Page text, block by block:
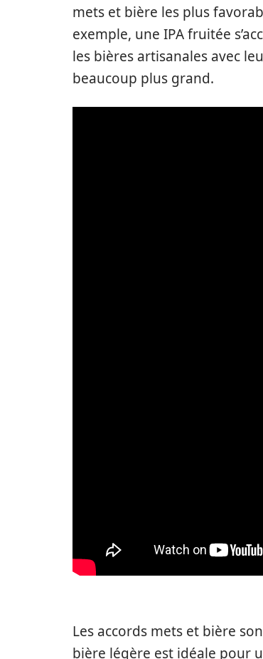
mets et bière les plus
exemple, une IPA fruitée
les bières artisanales avec
beaucoup plus grand.
Les accords mets et bière
bière légère est idéale pour